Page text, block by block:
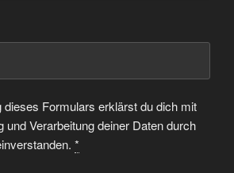
dieses Formulars erklärst du dich mit
und Verarbeitung deiner Daten durch
*